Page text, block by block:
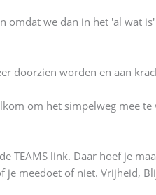
omdat we dan in het 'al wat
doorzien worden en aan
om het simpelweg mee te
TEAMS link. Daar hoef je
je meedoet of niet. Vrijheid,